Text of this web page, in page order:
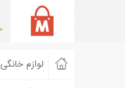
لوازم خانگی